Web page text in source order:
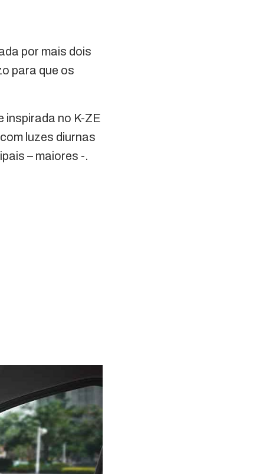
por mais dois
para que os
inspirada no K-ZE
luzes diurnas
– maiores -.